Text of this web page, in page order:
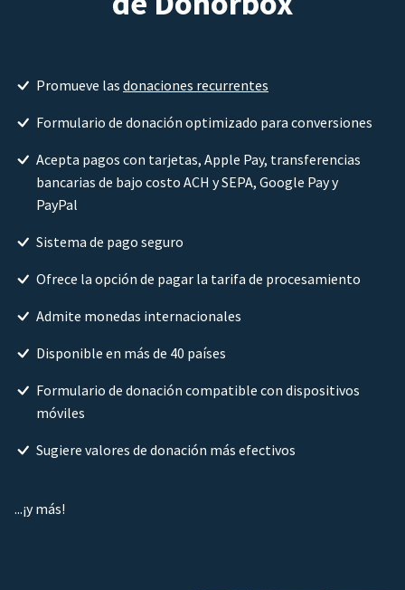
Promueve las donaciones recurrentes
Formulario de donación optimizado para conversiones
Acepta pagos con tarjetas, Apple Pay, transferencias
bancarias de bajo costo ACH y SEPA, Google Pay y
PayPal
Sistema de pago seguro
Ofrece la opción de pagar la tarifa de procesamiento
Admite monedas internacionales
Disponible en más de 40 países
Formulario de donación compatible con dispositivos
móviles
Sugiere valores de donación más efectivos
...¡y más!